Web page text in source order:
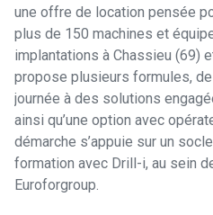
une offre de location pensée
plus de 150 machines et
implantations à Chassieu (69)
propose plusieurs formules,
journée à des solutions
ainsi qu’une option avec
démarche s’appuie sur un
formation avec Drill-i, au sein
Euroforgroup.